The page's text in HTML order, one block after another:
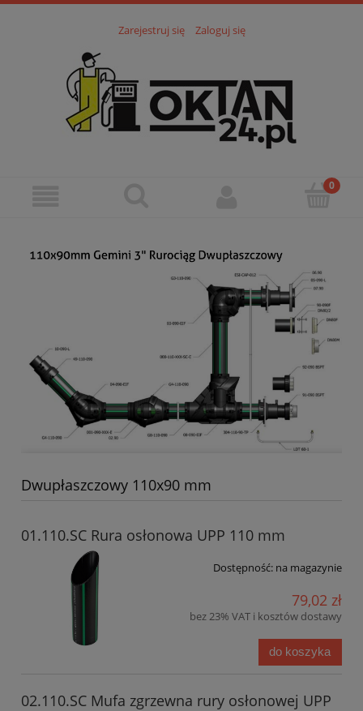
Zarejestruj się Zaloguj się
Dwupłaszczowy 110x90 mm
01.110.SC Rura osłonowa UPP 110 mm
Dostępność: na magazynie
79,02 zł
bez 23% VAT i kosztów dostawy
do koszyka
02.110.SC Mufa zgrzewna rury osłonowej UPP